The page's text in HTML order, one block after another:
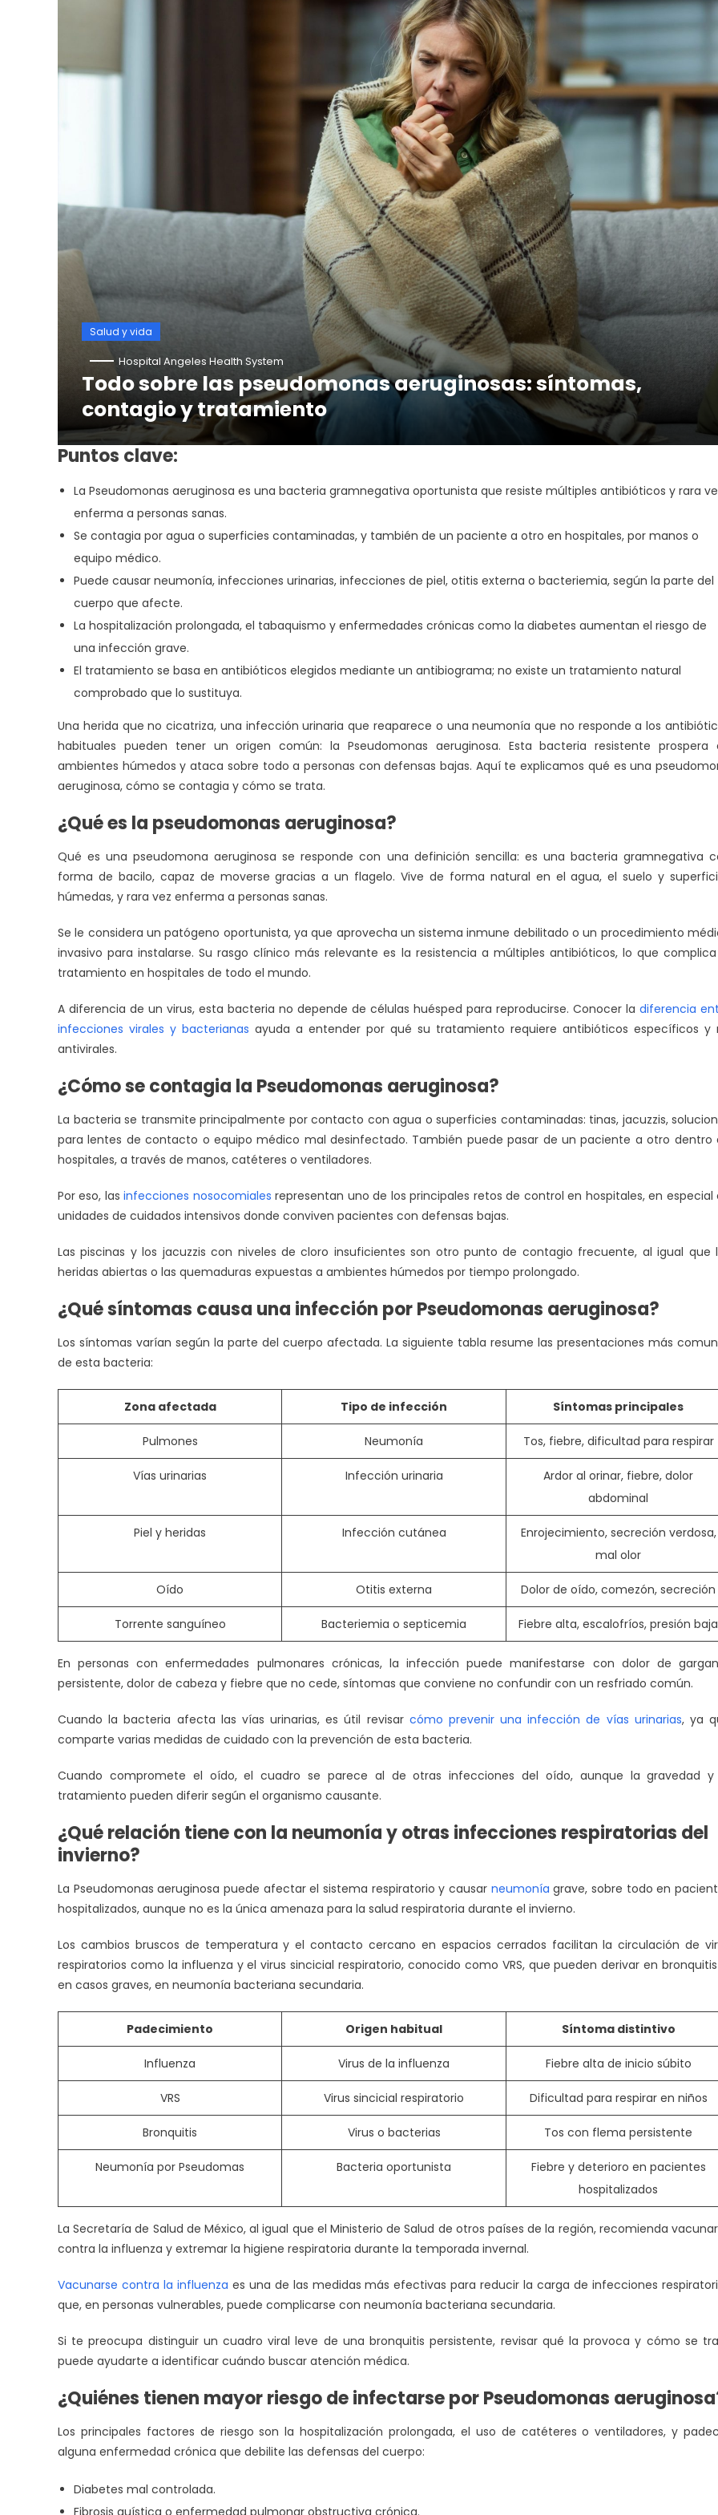
Salud y vida
Hospital Angeles Health System
Todo sobre las pseudomonas aeruginosas: síntomas,
contagio y tratamiento
Puntos clave:
La Pseudomonas aeruginosa es una bacteria gramnegativa oportunista que resiste múltiples antibióticos y rara
enferma a personas sanas.
Se contagia por agua o superficies contaminadas, y también de un paciente a otro en hospitales, por manos o
equipo médico.
Puede causar neumonía, infecciones urinarias, infecciones de piel, otitis externa o bacteriemia, según la parte del
cuerpo que afecte.
La hospitalización prolongada, el tabaquismo y enfermedades crónicas como la diabetes aumentan el riesgo de
una infección grave.
El tratamiento se basa en antibióticos elegidos mediante un antibiograma; no existe un tratamiento natural
comprobado que lo sustituya.
Una herida que no cicatriza, una infección urinaria que reaparece o una neumonía que no responde a los
habituales pueden tener un origen común: la Pseudomonas aeruginosa. Esta bacteria resistente prospera
ambientes húmedos y ataca sobre todo a personas con defensas bajas. Aquí te explicamos qué es una
aeruginosa, cómo se contagia y cómo se trata.
¿Qué es la pseudomonas aeruginosa?
Qué es una pseudomona aeruginosa se responde con una definición sencilla: es una bacteria gramnegativa
forma de bacilo, capaz de moverse gracias a un flagelo. Vive de forma natural en el agua, el suelo y
húmedas, y rara vez enferma a personas sanas.
Se le considera un patógeno oportunista, ya que aprovecha un sistema inmune debilitado o un procedimiento
invasivo para instalarse. Su rasgo clínico más relevante es la resistencia a múltiples antibióticos, lo que
tratamiento en hospitales de todo el mundo.
A diferencia de un virus, esta bacteria no depende de células huésped para reproducirse. Conocer la diferencia
infecciones virales y bacterianas ayuda a entender por qué su tratamiento requiere antibióticos específicos y
antivirales.
¿Cómo se contagia la Pseudomonas aeruginosa?
La bacteria se transmite principalmente por contacto con agua o superficies contaminadas: tinas, jacuzzis,
para lentes de contacto o equipo médico mal desinfectado. También puede pasar de un paciente a otro dentro
hospitales, a través de manos, catéteres o ventiladores.
Por eso, lasinfecciones nosocomiales representan uno de los principales retos de control en hospitales, en especial
unidades de cuidados intensivos donde conviven pacientes con defensas bajas.
Las piscinas y los jacuzzis con niveles de cloro insuficientes son otro punto de contagio frecuente, al igual que
heridas abiertas o las quemaduras expuestas a ambientes húmedos por tiempo prolongado.
¿Qué síntomas causa una infección por Pseudomonas aeruginosa?
Los síntomas varían según la parte del cuerpo afectada. La siguiente tabla resume las presentaciones más
de esta bacteria:
Zona afectada Tipo de infección Síntomas principales
Pulmones Neumonía Tos, fiebre, dificultad para respirar
Vías urinarias Infección urinaria
Ardor al orinar, fiebre, dolor
abdominal
Piel y heridas Infección cutánea
Enrojecimiento, secreción verdosa,
mal olor
Oído Otitis externa Dolor de oído, comezón, secreción
Torrente sanguíneo Bacteriemia o septicemia Fiebre alta, escalofríos, presión baja
En personas con enfermedades pulmonares crónicas, la infección puede manifestarse con dolor de
persistente, dolor de cabeza y fiebre que no cede, síntomas que conviene no confundir con un resfriado común.
Cuando la bacteria afecta las vías urinarias, es útil revisar cómo prevenir una infección de vías urinarias, ya
comparte varias medidas de cuidado con la prevención de esta bacteria.
Cuando compromete el oído, el cuadro se parece al de otras infecciones del oído, aunque la gravedad
tratamiento pueden diferir según el organismo causante.
¿Qué relación tiene con la neumonía y otras infecciones respiratorias del
invierno?
La Pseudomonas aeruginosa puede afectar el sistema respiratorio y causar neumonía grave, sobre todo en
hospitalizados, aunque no es la única amenaza para la salud respiratoria durante el invierno.
Los cambios bruscos de temperatura y el contacto cercano en espacios cerrados facilitan la circulación de
respiratorios como la influenza y el virus sincicial respiratorio, conocido como VRS, que pueden derivar en
en casos graves, en neumonía bacteriana secundaria.
Padecimiento Origen habitual Síntoma distintivo
Influenza Virus de la influenza Fiebre alta de inicio súbito
VRS Virus sincicial respiratorio Dificultad para respirar en niños
Bronquitis Virus o bacterias Tos con flema persistente
Neumonía por Pseudomas Bacteria oportunista
Fiebre y deterioro en pacientes
hospitalizados
La Secretaría de Salud de México, al igual que el Ministerio de Salud de otros países de la región, recomienda
contra la influenza y extremar la higiene respiratoria durante la temporada invernal.
Vacunarse contra la influenza es una de las medidas más efectivas para reducir la carga de infecciones
que, en personas vulnerables, puede complicarse con neumonía bacteriana secundaria.
Si te preocupa distinguir un cuadro viral leve de una bronquitis persistente, revisar qué la provoca y cómo se
puede ayudarte a identificar cuándo buscar atención médica.
¿Quiénes tienen mayor riesgo de infectarse por Pseudomonas
Los principales factores de riesgo son la hospitalización prolongada, el uso de catéteres o ventiladores, y
alguna enfermedad crónica que debilite las defensas del cuerpo:
Diabetes mal controlada.